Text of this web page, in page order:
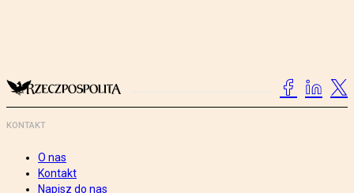
KONTAKT
O nas
Kontakt
Napisz do nas